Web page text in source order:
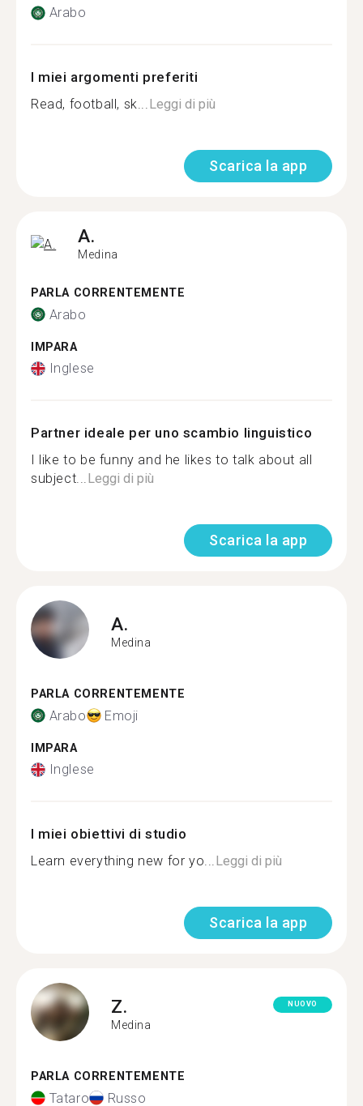
Arabo
I miei argomenti preferiti
Read, football, sk...Leggi di più
Scarica la app
A.
Medina
PARLA CORRENTEMENTE
Arabo
IMPARA
Inglese
Partner ideale per uno scambio linguistico
I like to be funny and he likes to talk about all
subject...Leggi di più
Scarica la app
A.
Medina
PARLA CORRENTEMENTE
Arabo Emoji
IMPARA
Inglese
I miei obiettivi di studio
Learn everything new for yo...Leggi di più
Scarica la app
Z.
Medina
NUOVO
PARLA CORRENTEMENTE
Tataro Russo